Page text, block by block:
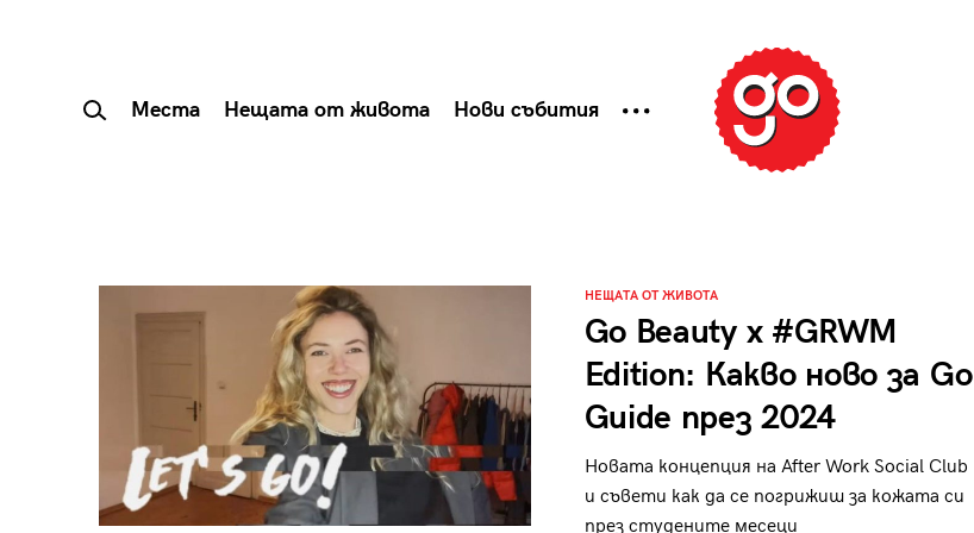
Места Нещата от живота Нови събития
НЕЩАТА ОТ ЖИВОТА
Go Beauty x #GRWM
Edition: Какво ново за Go
Guide през 2024
Новата концепция на After Work Social Club
и съвети как да се погрижиш за кожата си
през студените месеци